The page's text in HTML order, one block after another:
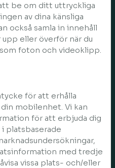
be om ditt uttryckliga
av dina känsliga
också samla in innehåll
upp eller överför när du
foton och videoklipp.
för att erhålla
mobilenhet. Vi kan
för att erbjuda dig
platsbaserade
med tredje
vissa plats- och/eller